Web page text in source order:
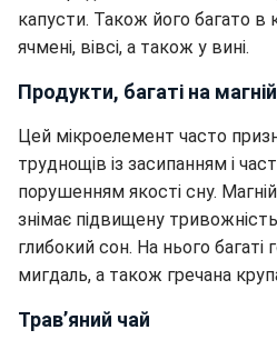
капусти. Також його багато в
ячмені, вівсі, а також у вині.
Продукти, багаті на магній
Цей мікроелемент часто
труднощів із засипанням і
порушенням якості сну.
знімає підвищену
глибокий сон. На нього багаті
мигдаль, а також гречана
Трав’яний чай